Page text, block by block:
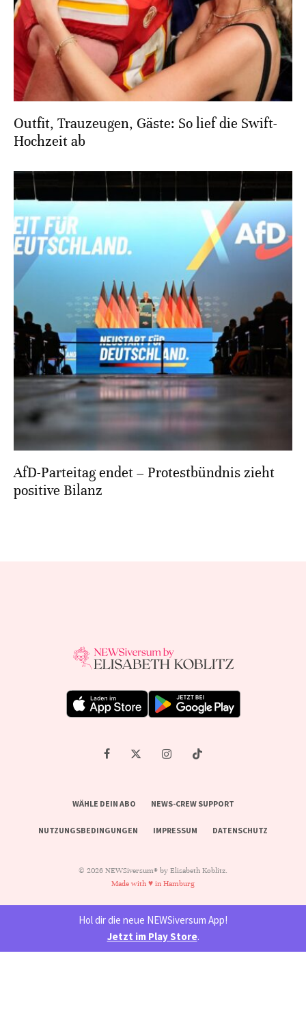
Outfit, Trauzeugen, Gäste: So lief die Swift-
Hochzeit ab
AfD-Parteitag endet – Protestbündnis zieht
positive Bilanz
WÄHLE DEIN ABO NEWS-CREW SUPPORT
NUTZUNGSBEDINGUNGEN IMPRESSUM DATENSCHUTZ
© 2026 NEWSiversum® by Elisabeth Koblitz.
Made with ♥ in Hamburg
Hol dir die neue NEWSiversum App!
Jetzt im Play Store.